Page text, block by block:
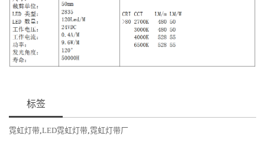
标签
霓虹灯带,LED霓虹灯带,霓虹灯带厂